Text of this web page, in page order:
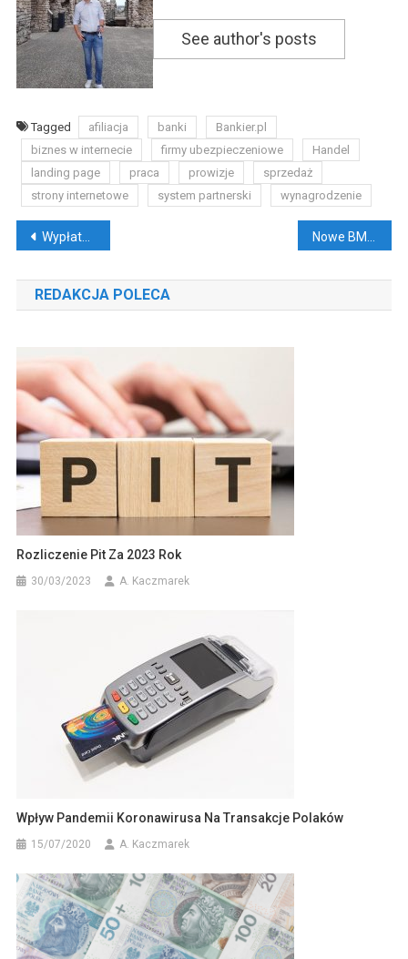
See author's posts
Tagged afiliacja banki
Bankier.pl
biznes w internecie
firmy ubezpieczeniowe
Handel
landing page
praca prowizje
sprzedaż
strony internetowe
system partnerski wynagrodzenie
Nawigacja
wpisu
Wypłata gotówki. 5 sposób na dostęp do własnych pieniędzy Nowe BMW M3 — Limuzyna dla wymagających
REDAKCJA POLECA
Rozliczenie Pit Za 2023 Rok
30/03/2023 A. Kaczmarek
Wpływ Pandemii Koronawirusa Na Transakcje Polaków
15/07/2020 A. Kaczmarek